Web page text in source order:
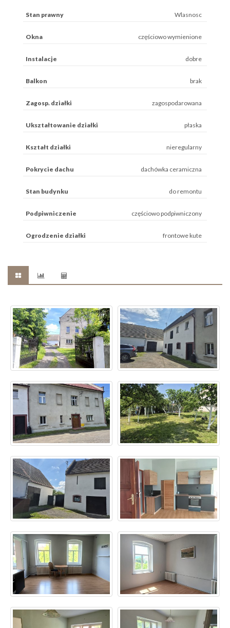
Stan prawny Wlasnosc
Okna częściowo wymienione
Instalacje dobre
Balkon brak
Zagosp. działki zagospodarowana
Ukształtowanie działki płaska
Kształt działki nieregularny
Pokrycie dachu dachówka ceramiczna
Stan budynku do remontu
Podpiwniczenie częściowo podpiwniczony
Ogrodzenie działki frontowe kute